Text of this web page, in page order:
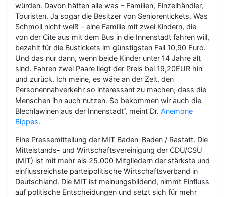
würden. Davon hätten alle was – Familien, Einzelhändler,
Touristen. Ja sogar die Besitzer von Seniorentickets. Was
Schmoll nicht weiß – eine Familie mit zwei Kindern, die
von der Cite aus mit dem Bus in die Innenstadt fahren will,
bezahlt für die Bustickets im günstigsten Fall 10,90 Euro.
Und das nur dann, wenn beide Kinder unter 14 Jahre alt
sind. Fahren zwei Paare liegt der Preis bei 19,20EUR hin
und zurück. Ich meine, es wäre an der Zeit, den
Personennahverkehr so interessant zu machen, dass die
Menschen ihn auch nutzen. So bekommen wir auch die
Blechlawinen aus der Innenstadt“, meint Dr. Anemone
Bippes.
Eine Pressemitteilung der MIT Baden-Baden / Rastatt. Die
Mittelstands- und Wirtschaftsvereinigung der CDU/CSU
(MIT) ist mit mehr als 25.000 Mitgliedern der stärkste und
einflussreichste parteipolitische Wirtschaftsverband in
Deutschland. Die MIT ist meinungsbildend, nimmt Einfluss
auf politische Entscheidungen und setzt sich für mehr